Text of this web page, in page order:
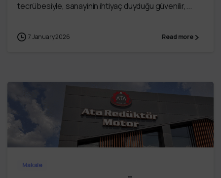
tecrübesiyle, sanayinin ihtiyaç duyduğu güvenilir,...
7 January 2026 Read more
Makale